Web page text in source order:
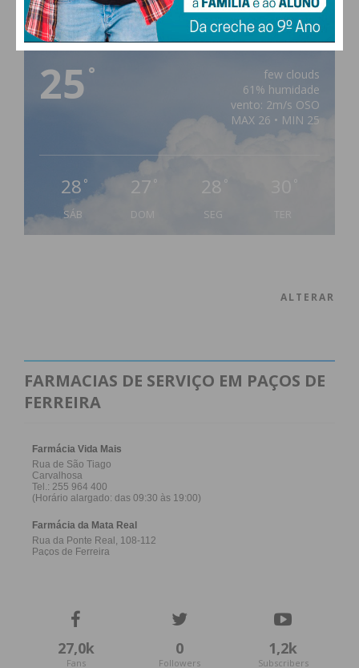
PAÇOS DE FERREIRA
25 °
few clouds
61% humidade
vento: 2m/s OSO
MAX 26 • MIN 25
28 °
SÁB
27 °
DOM
28 °
SEG
ALTERAR
FARMACIAS DE SERVIÇO EM PAÇOS DE
FERREIRA
27,0k
Fans
0
Followers
1,2k
Subscribers